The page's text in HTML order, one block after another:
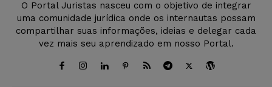
O Portal Juristas nasceu com o objetivo de integrar
uma comunidade jurídica onde os internautas possam
compartilhar suas informações, ideias e delegar cada
vez mais seu aprendizado em nosso Portal.